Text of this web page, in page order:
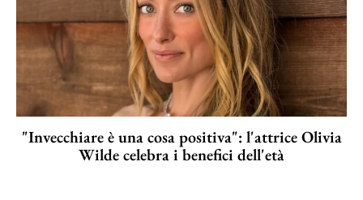
"Invecchiare è una cosa positiva": l'attrice Olivia
Wilde celebra i benefici dell'età